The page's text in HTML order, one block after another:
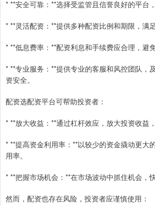
* **安全可靠：**选择受监管且信誉良好的平台
* **灵活配资：**提供多种配资比例和期限，满
* **低息费率：**配资利息和手续费应合理，避
* **专业服务：**提供专业的客服和风控团队，
资安全。
配资选配资平台可帮助投资者：
* **放大收益：**通过杠杆效应，放大投资收益
* **提高资金利用率：**以较少的资金撬动更大
用率。
* **把握市场机会：**在市场波动中抓住机会，
然而，配资也存在风险，投资者应谨慎使用：